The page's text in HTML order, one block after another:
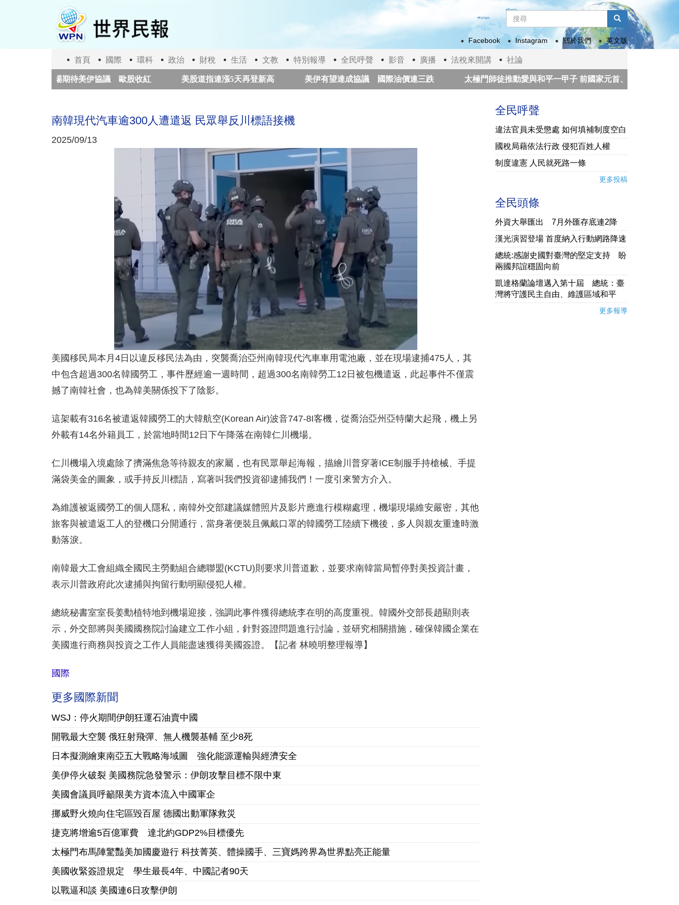
搜
尋
表
單
搜尋
Facebook
Instagram 關於我們 英文版
首頁 國際 環科 政治 財稅 生活 文教 特別報導 全民呼聲 影音 廣播 法稅來開講 社論
市場期待美伊協議 歐股收紅 美股道指連漲5天再登新高 美伊有望達成協議 國際油價連三跌 太極門師徒推動愛與和平一甲子 前國家元首、諾貝爾和平獎獲獎
南韓現代汽車逾300人遭遣返 民眾舉反川標語接機
2025/09/13
美國移民局本月4日以違反移民法為由，突襲喬治亞州南韓現代汽車車用電池廠，並在現場逮捕475人，其
中包含超過300名韓國勞工，事件歷經逾一週時間，超過300名南韓勞工12日被包機遣返，此起事件不僅震
撼了南韓社會，也為韓美關係投下了陰影。
這架載有316名被遣返韓國勞工的大韓航空(Korean Air)波音747-8I客機，從喬治亞州亞特蘭大起飛，機上另
外載有14名外籍員工，於當地時間12日下午降落在南韓仁川機場。
仁川機場入境處除了擠滿焦急等待親友的家屬，也有民眾舉起海報，描繪川普穿著ICE制服手持槍械、手提
滿袋美金的圖象，或手持反川標語，寫著叫我們投資卻逮捕我們！一度引來警方介入。
為維護被返國勞工的個人隱私，南韓外交部建議媒體照片及影片應進行模糊處理，機場現場維安嚴密，其他
旅客與被遣返工人的登機口分開通行，當身著便裝且佩戴口罩的韓國勞工陸續下機後，多人與親友重逢時激
動落淚。
南韓最大工會組織全國民主勞動組合總聯盟(KCTU)則要求川普道歉，並要求南韓當局暫停對美投資計畫，
表示川普政府此次逮捕與拘留行動明顯侵犯人權。
總統秘書室室長姜勳植特地到機場迎接，強調此事件獲得總統李在明的高度重視。韓國外交部長趙顯則表
示，外交部將與美國國務院討論建立工作小組，針對簽證問題進行討論，並研究相關措施，確保韓國企業在
美國進行商務與投資之工作人員能盡速獲得美國簽證。【記者 林曉明整理報導】
國際
更多國際新聞
WSJ：停火期間伊朗狂運石油賣中國
開戰最大空襲 俄狂射飛彈、無人機襲基輔 至少8死
日本擬測繪東南亞五大戰略海域圖 強化能源運輸與經濟安全
美伊停火破裂 美國務院急發警示：伊朗攻擊目標不限中東
美國會議員呼籲限美方資本流入中國軍企
挪威野火燒向住宅區毀百屋 德國出動軍隊救災
捷克將增逾5百億軍費 達北約GDP2%目標優先
太極門布馬陣驚豔美加國慶遊行 科技菁英、體操國手、三寶媽跨界為世界點亮正能量
美國收緊簽證規定 學生最長4年、中國記者90天
以戰逼和談 美國連6日攻擊伊朗
全民呼聲
違法官員未受懲處 如何填補制度空白
國稅局藉依法行政 侵犯百姓人權
制度違憲 人民就死路一條
更多投稿
全民頭條
外資大舉匯出 7月外匯存底連2降
漢光演習登場 首度納入行動網路降速
總統:感謝史國對臺灣的堅定支持 盼
兩國邦誼穩固向前
凱達格蘭論壇邁入第十屆 總統：臺
灣將守護民主自由、維護區域和平
更多報導